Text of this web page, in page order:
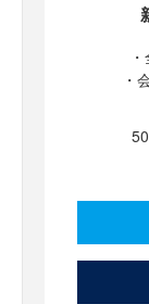
・